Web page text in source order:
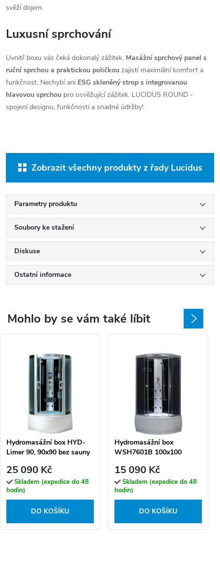
svěží dojem.
Luxusní sprchování
Uvnitř boxu vás čeká dokonalý zážitek. Masážní sprchový panel s
ruční sprchou a praktickou poličkou zajistí maximální komfort a
funkčnost. Nechybí ani ESG skleněný strop s integrovanou
hlavovou sprchou pro osvěžující zážitek. LUCIDUS ROUND -
spojení designu, funkčnosti a snadné údržby!
Zobrazit všechny produkty z řady Lucidus
Parametry produktu
Soubory ke stažení
Diskuse
Ostatní informace
Mohlo by se vám také líbit
Hydromasážní box HYD-
Limer 90, 90x90 bez sauny
25 090 Kč
Skladem (expedice do 48
hodin)
DO KOŠÍKU
Hydromasážní box
WSH7601B 100x100
15 090 Kč
Skladem (expedice do 48
hodin)
DO KOŠÍKU